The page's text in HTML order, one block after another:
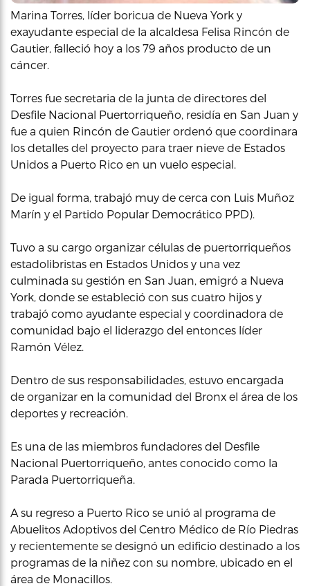
Marina Torres, líder boricua de Nueva York y
exayudante especial de la alcaldesa Felisa Rincón de
Gautier, falleció hoy a los 79 años producto de un
cáncer.
Torres fue secretaria de la junta de directores del
Desfile Nacional Puertorriqueño, residía en San Juan y
fue a quien Rincón de Gautier ordenó que coordinara
los detalles del proyecto para traer nieve de Estados
Unidos a Puerto Rico en un vuelo especial.
De igual forma, trabajó muy de cerca con Luis Muñoz
Marín y el Partido Popular Democrático PPD).
Tuvo a su cargo organizar células de puertorriqueños
estadolibristas en Estados Unidos y una vez
culminada su gestión en San Juan, emigró a Nueva
York, donde se estableció con sus cuatro hijos y
trabajó como ayudante especial y coordinadora de
comunidad bajo el liderazgo del entonces líder
Ramón Vélez.
Dentro de sus responsabilidades, estuvo encargada
de organizar en la comunidad del Bronx el área de los
deportes y recreación.
Es una de las miembros fundadores del Desfile
Nacional Puertorriqueño, antes conocido como la
Parada Puertorriqueña.
A su regreso a Puerto Rico se unió al programa de
Abuelitos Adoptivos del Centro Médico de Río Piedras
y recientemente se designó un edificio destinado a los
programas de la niñez con su nombre, ubicado en el
área de Monacillos.